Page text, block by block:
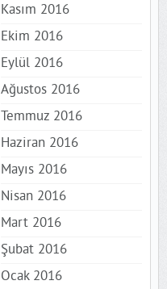
Kasım 2016
Ekim 2016
Eylül 2016
Ağustos 2016
Temmuz 2016
Haziran 2016
Mayıs 2016
Nisan 2016
Mart 2016
Şubat 2016
Ocak 2016